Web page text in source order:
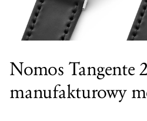
Nomos Tangente
manufakturowy